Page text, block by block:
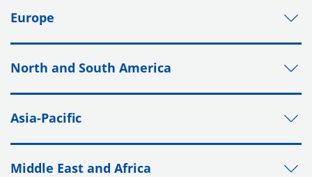
Europe
North and South America
Asia-Pacific
Middle East and Africa